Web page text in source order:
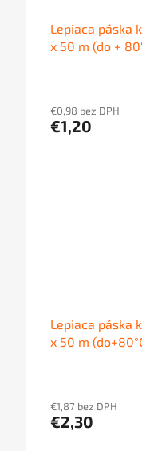
Lepiaca páska
x 50 m (do +
€0,98 bez DPH
€1,20
Lepiaca páska
x 50 m
€1,87 bez DPH
€2,30